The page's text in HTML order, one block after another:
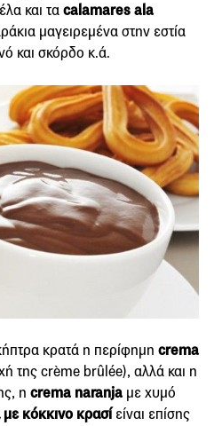
και ταcalamares ala
μαγειρεμένα στην εστία
και σκόρδο κ.ά.
κρατά η περίφημη crema
της crème brûlée), αλλά και η
η crema naranja με χυμό
κόκκινο κρασίείναι επίσης